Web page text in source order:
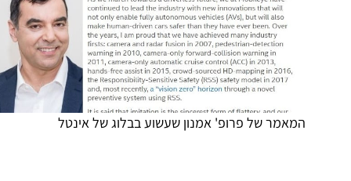
המאמר של פרופ' אמנון שעשוע בבלוג של אינטל